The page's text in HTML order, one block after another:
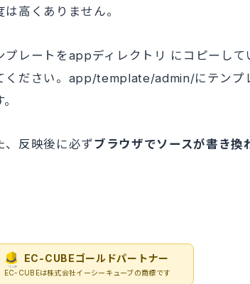
は高くありません。
プレートをappディレクトリ にコピーし
ください。app/template/admin/にテンプ
、反映後に必ずブラウザでソースが書き換
EC-CUBEゴールドパートナー
EC-CUBEは株式会社イーシーキューブの商標です